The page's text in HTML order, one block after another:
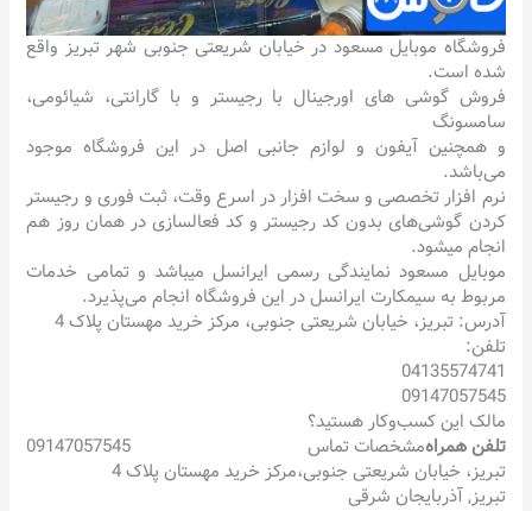
فروشگاه موبایل مسعود در خیابان شریعتی جنوبی شهر تبریز واقع
شده است.
فروش گوشی های اورجینال با رجیستر و با گارانتی، شیائومی،
سامسونگ
و همچنین آیفون و لوازم جانبی اصل در این فروشگاه موجود
می‌باشد.
نرم افزار تخصصی و سخت افزار در اسرع وقت، ثبت فوری و رجیستر
کردن گوشی‌های بدون کد رجیستر و کد فعالسازی در همان روز هم
انجام میشود.
موبایل مسعود نمایندگی رسمی ایرانسل میباشد و تمامی خدمات
مربوط به سیمکارت ایرانسل در این فروشگاه انجام می‌پذیرد.
آدرس: تبریز، خیابان شریعتی جنوبی، مرکز خرید مهستان پلاک 4
تلفن:
04135574741
09147057545
مالک این کسب‌وکار هستید؟
تلفن همراه
09147057545
مشخصات تماس
تبریز، خیابان شریعتی جنوبی،مرکز خرید مهستان پلاک 4
تبریز,آذربایجان شرقی